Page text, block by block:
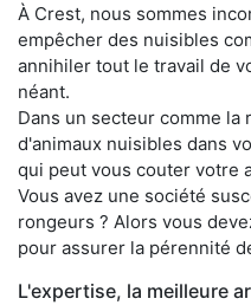
À Crest, nous sommes
empêcher des nuisibles
annihiler tout le travail de
néant.
Dans un secteur comme la
d'animaux nuisibles dans
qui peut vous couter votre
Vous avez une société
rongeurs ? Alors vous
pour assurer la pérennité
L'expertise, la meilleure